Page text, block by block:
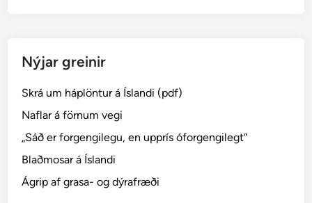
Nýjar greinir
Skrá um háplöntur á Íslandi (pdf)
Naflar á förnum vegi
„Sáð er forgengilegu, en upprís óforgengilegt“
Blaðmosar á Íslandi
Ágrip af grasa- og dýrafræði